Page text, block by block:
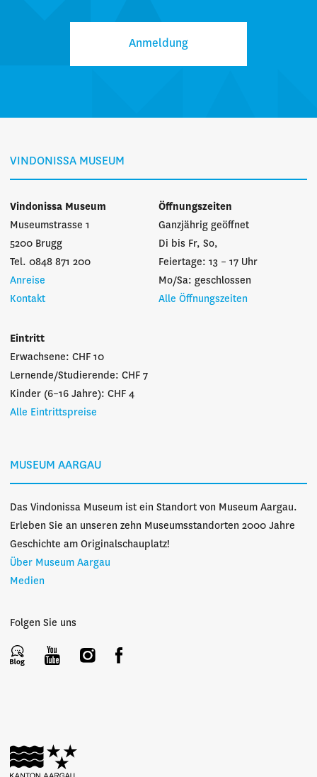
Anmeldung
VINDONISSA MUSEUM
Vindonissa Museum
Museumstrasse 1
5200 Brugg
Tel. 0848 871 200
Anreise
Kontakt
Öffnungszeiten
Ganzjährig geöffnet
Di bis Fr, So,
Feiertage: 13 – 17 Uhr
Mo/Sa: geschlossen
Alle Öffnungszeiten
Eintritt
Erwachsene: CHF 10
Lernende/Studierende: CHF 7
Kinder (6–16 Jahre): CHF 4
Alle Eintrittspreise
MUSEUM AARGAU
Das Vindonissa Museum ist ein Standort von Museum Aargau.
Erleben Sie an unseren zehn Museumsstandorten 2000 Jahre
Geschichte am Originalschauplatz!
Über Museum Aargau
Medien
Folgen Sie uns